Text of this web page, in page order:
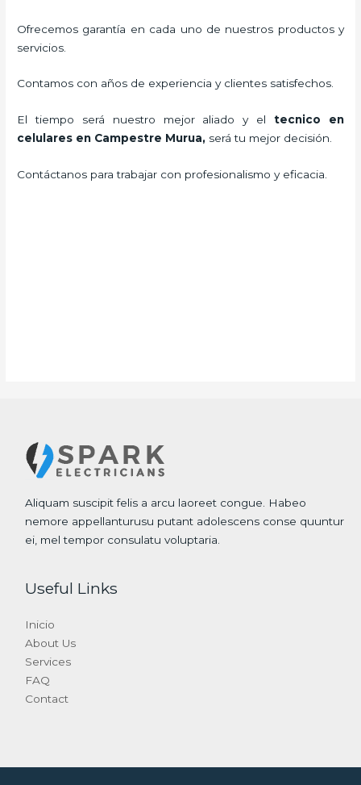
Ofrecemos garantía en cada uno de nuestros productos y
servicios.
Contamos con años de experiencia y clientes satisfechos.
El tiempo será nuestro mejor aliado y eltecnico en
celulares en Campestre Murua, será tu mejor decisión.
Contáctanos para trabajar con profesionalismo y eficacia.
Aliquam suscipit felis a arcu laoreet congue. Habeo
nemore appellanturusu putant adolescens conse quuntur
ei, mel tempor consulatu voluptaria.
Useful Links
Inicio
About Us
Services
FAQ
Contact